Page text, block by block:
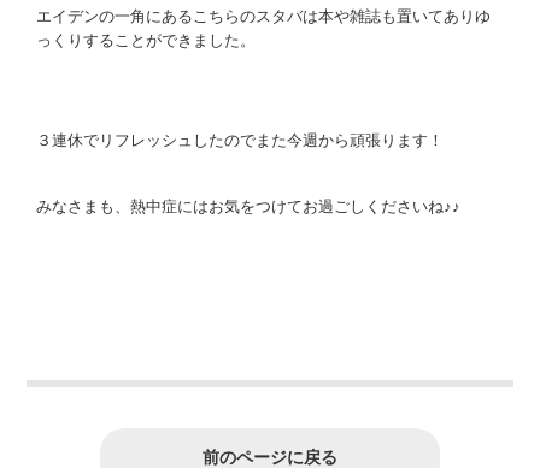
エイデンの一角にあるこちらのスタバは本や雑誌も置いてありゆ
っくりすることができました。
３連休でリフレッシュしたのでまた今週から頑張ります！
みなさまも、熱中症にはお気をつけてお過ごしくださいね♪♪
前のページに戻る